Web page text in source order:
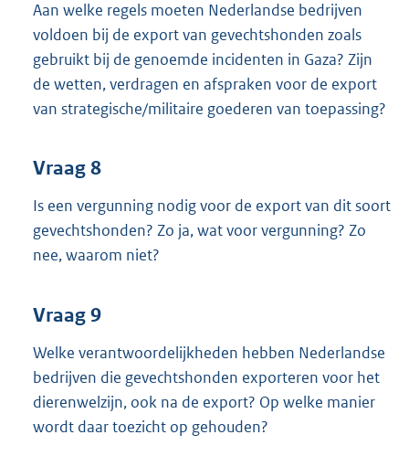
Aan welke regels moeten Nederlandse bedrijven
voldoen bij de export van gevechtshonden zoals
gebruikt bij de genoemde incidenten in Gaza? Zijn
de wetten, verdragen en afspraken voor de export
van strategische/militaire goederen van toepassing?
Vraag 8
Is een vergunning nodig voor de export van dit soort
gevechtshonden? Zo ja, wat voor vergunning? Zo
nee, waarom niet?
Vraag 9
Welke verantwoordelijkheden hebben Nederlandse
bedrijven die gevechtshonden exporteren voor het
dierenwelzijn, ook na de export? Op welke manier
wordt daar toezicht op gehouden?